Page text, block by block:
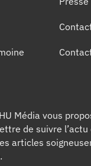
Média vous
de suivre l’actu
articles